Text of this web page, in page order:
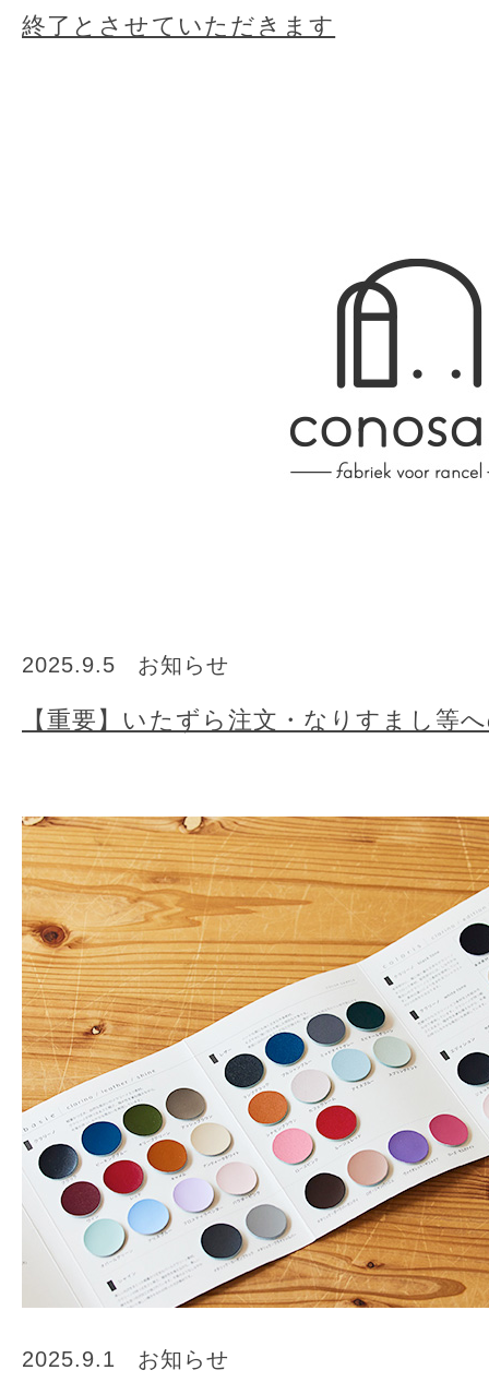
終了とさせていただきます
2025.9.5 お知らせ
【重要】いたずら注文・なりすまし等
2025.9.1 お知らせ